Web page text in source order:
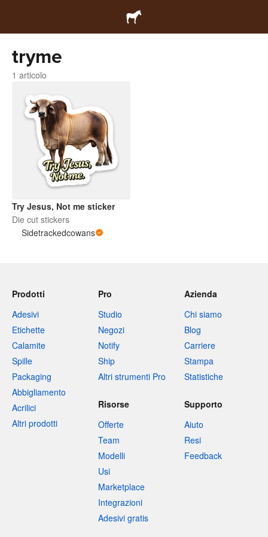
tryme
1 articolo
Try Jesus, Not me sticker
Die cut stickers
Sidetrackedcowans
Prodotti
Adesivi
Etichette
Calamite
Spille
Packaging
Abbigliamento
Acrilici
Altri prodotti
Pro
Studio
Negozi
Notify
Ship
Altri strumenti Pro
Azienda
Chi siamo
Blog
Carriere
Stampa
Statistiche
Risorse
Offerte
Team
Modelli
Usi
Marketplace
Integrazioni
Adesivi gratis
Supporto
Aiuto
Resi
Feedback